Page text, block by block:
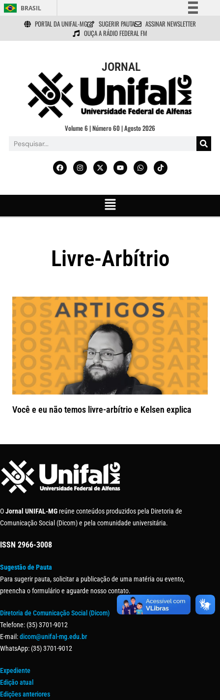
BRASIL
Simplifique!
Comunica BR
Acesso à informação
Legislação
Canais
PORTAL DA UNIFAL-MG SUGERIR PAUTA
ASSINAR NEWSLETTER
OUÇA A RÁDIO FEDERAL FM
JORNAL
Volume 6 | Número 60 | Agosto 2026
Livre-Arbítrio
Você e eu não temos livre-arbítrio e Kelsen explica
OJornal UNIFAL-MG reúne conteúdos produzidos pela Diretoria de
Comunicação Social (Dicom) e pela comunidade universitária.
ISSN 2966-3008
Sugestão de Pauta
Para sugerir pauta, solicitar a publicação de uma matéria ou evento,
preencha o formulário e aguarde nosso contato.
Diretoria de Comunicação Social (Dicom)
Telefone: (35) 3701-9012
E-mail:dicom@unifal-mg.edu.br
WhatsApp: (35) 3701-9012
Expediente
Edição atual
Edições anteriores